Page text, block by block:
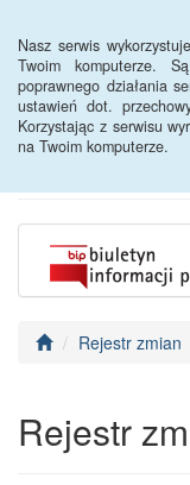
Nasz serwis
Twoim komputerze.
poprawnego działania
ustawień dot.
Korzystając z serwisu
na Twoim komputerze.
BIP -
Rejestr zmian
Rejestr